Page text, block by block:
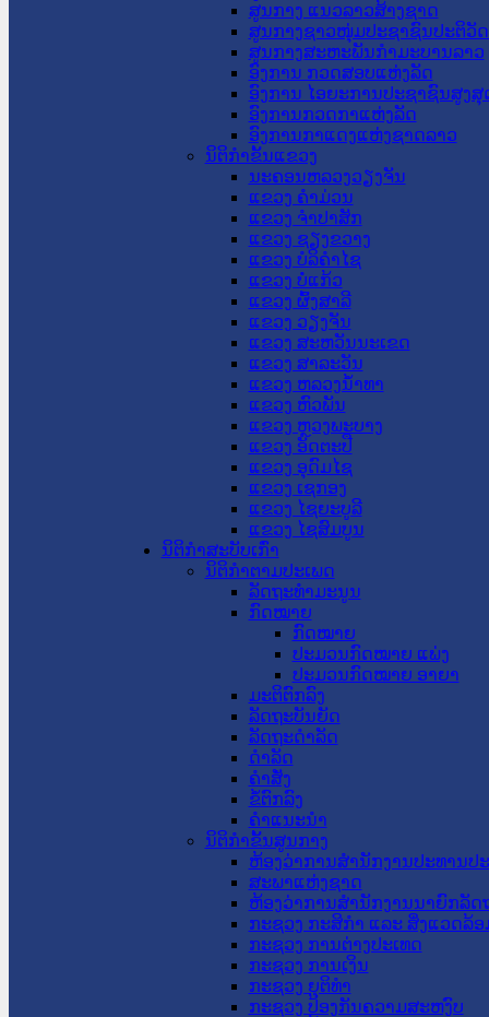
ສູນກາງ ແນວລາວສ້າງຊາດ
ສູນກາງຊາວໜຸ່ມປະຊາຊົນປະຕິວັ
ສູນກາງສະຫະພັນກຳມະບານລາວ
ອົງການ ກວດສອບແຫ່ງລັດ
ອົງການ ໄອຍະການປະຊາຊົນສູງສຸ
ອົງການກວດກາແຫ່ງລັດ
ອົງການກາແດງແຫ່ງຊາດລາວ
ນິຕິກໍາຂັ້ນແຂວງ
ນະ​ຄອນ​ຫລວງວຽງຈັນ
ແຂວງ ຄໍາມ່ວນ
ແຂວງ ຈໍາປາສັກ
ແຂວງ ຊຽງຂວາງ
ແຂວງ ບໍລິຄໍາໄຊ
ແຂວງ ບໍ່ແກ້ວ
ແຂວງ ຜົ້ງສາລີ
ແຂວງ ວຽງຈັນ
ແຂວງ ສະຫວັນນະເຂດ
ແຂວງ ສາລະວັນ
ແຂວງ ຫລວງນໍ້າທາ
ແຂວງ ຫົວພັນ
ແຂວງ ຫຼວງພະບາງ
ແຂວງ ອັດຕະປື
ແຂວງ ອຸດົມໄຊ
ແຂວງ ເຊກອງ
ແຂວງ ໄຊຍະບູລີ
ແຂວງ ໄຊສົມບູນ
ນິຕິກໍາສະບັບເກົ່າ
ນິຕິກຳຕາມປະເພດ
ລັດຖະທໍາມະນູນ
ກົດໝາຍ
ກົດໝາຍ
ປະມວນກົດໝາຍ ແພ່ງ
ປະມວນກົດໝາຍ ອາຍາ
ມະຕິຕົກລົງ
ລັດຖະບັນຍັດ
ລັດຖະດໍາລັດ
ດໍາລັດ
ຄໍາສັ່ງ
ຂໍ້ຕົກລົງ
ຄໍາແນະນໍາ
ນິຕິກໍາຂັ້ນສູນກາງ
ຫ້ອງວ່າການສໍານັກງານປະທານປ
ສະພາແຫ່ງຊາດ
ຫ້ອງວ່າການສຳນັກງານນາຍົກລັດ
ກະຊວງ ກະສິກຳ ແລະ ສິ່ງແວດລ້ອ
ກະຊວງ ການຕ່າງປະເທດ
ກະຊວງ ການເງິນ
ກະຊວງ ຍຸຕິທໍາ
ກະຊວງ ປ້ອງກັນຄວາມສະຫງົບ